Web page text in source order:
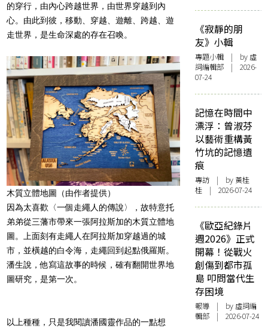
的穿行，由內心跨越世界，由世界穿越到內
心。由此到彼，移動、穿越、遊離、跨越、遊
走世界，是生命深處的存在召喚。
木質立體地圖（由作者提供）
因為太喜歡〈一個走繩人的傳說〉，故特意托
弟弟從三藩市帶來一張阿拉斯加的木質立體地
圖。上面刻有走繩人在阿拉斯加穿越過的城
市，並橫越的白令海，走繩回到起點俄羅斯。
潘生說，他寫這故事的時候，確有翻開世界地
圖研究，是第一次。
以上種種，只是我閱讀潘國靈作品的一點想
《寂靜的朋
友》小輯
專題小輯 | by 虛
詞編輯部 | 2026-
07-24
記憶在時間中
漂浮：曾淑芬
以藝術重構黃
竹坑的記憶遺
痕
專訪 | by 黃桂
桂 | 2026-07-24
《歐亞紀錄片
週2026》正式
開幕！從戰火
創傷到都市孤
島 叩問當代生
存困境
報導 | by 虛詞編
輯部 | 2026-07-24